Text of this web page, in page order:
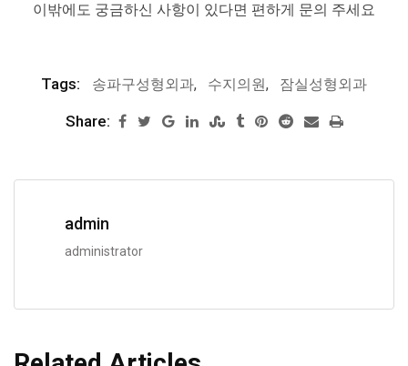
이밖에도 궁금하신 사항이 있다면 편하게 문의 주세요
Tags: 송파구성형외과, 수지의원, 잠실성형외과
Share:
admin
administrator